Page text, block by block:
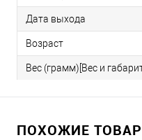
Дата выхода
Возраст
Вес (грамм)[Вес и
ПОХОЖИЕ